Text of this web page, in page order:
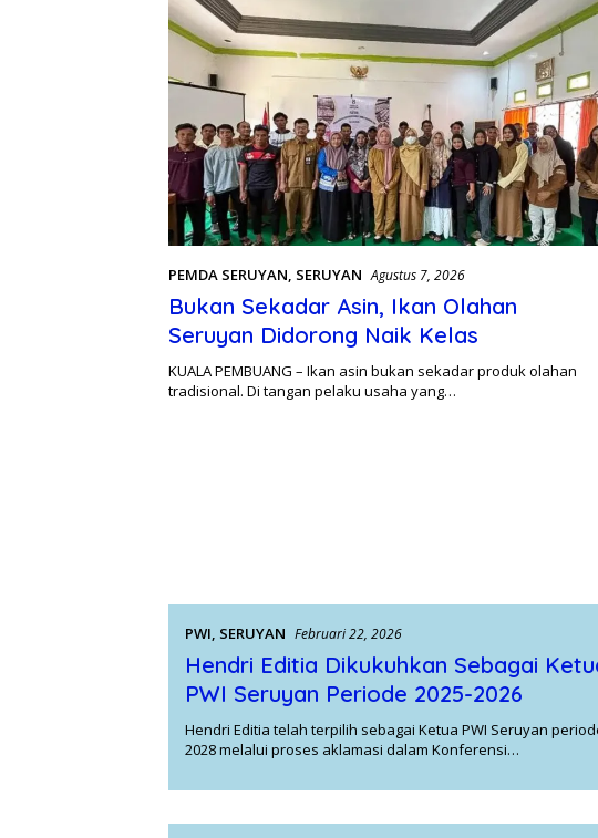
PEMDA SERUYAN, SERUYAN Agustus 7, 2026
Bukan Sekadar Asin, Ikan Olahan
Seruyan Didorong Naik Kelas
KUALA PEMBUANG – Ikan asin bukan sekadar produk olahan
tradisional. Di tangan pelaku usaha yang…
PWI, SERUYAN Februari 22, 2026
Hendri Editia Dikukuhkan Sebagai
PWI Seruyan Periode 2025-2026
Hendri Editia telah terpilih sebagai Ketua PWI Seruyan
2028 melalui proses aklamasi dalam Konferensi…